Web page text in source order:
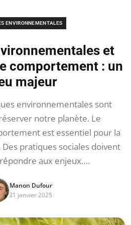
ENVIRONNEMENTALES
et
comportement : un
majeur
environnementales sont
notre planète. Le
est essentiel pour la
pratiques sociales doivent
aux enjeux….
Manon Dufour
31 janvier 2025